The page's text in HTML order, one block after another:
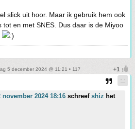
slick uit hoor. Maar ik gebruik hem ook
en met SNES. Dus daar is de Miyoo
5 december 2024 @ 11:21 • 117
2024 18:16 schreef shiz het